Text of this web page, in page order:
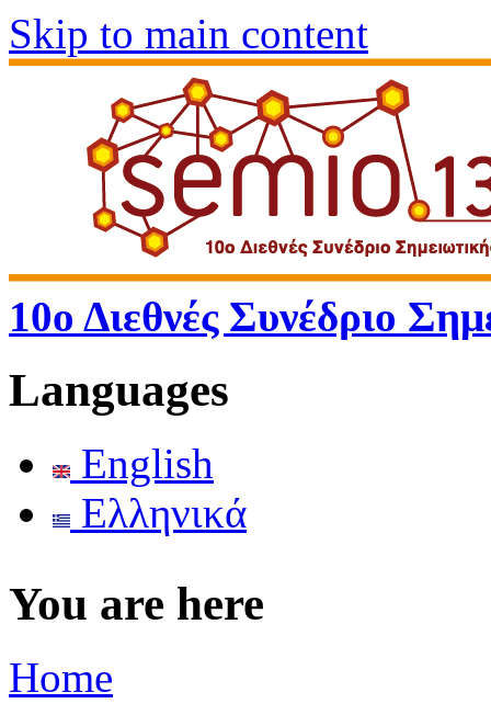
Skip to main content
10ο Διεθνές Συνέδριο
Languages
English
Ελληνικά
You are here
Home